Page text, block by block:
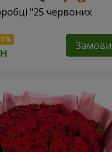
"25 червоних